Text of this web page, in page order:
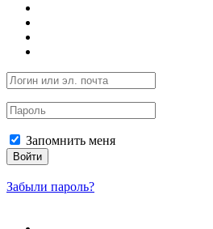
Запомнить меня
Войти
Забыли пароль?